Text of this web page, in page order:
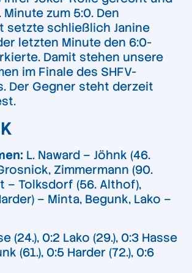
zum 5:0. Den
setzte schließlich Janine
letzten Minute den 6:0-
Damit stehen unsere
im Finale des SHFV-
Der Gegner steht derzeit
L. Naward – Jöhnk (46.
Zimmermann (90.
– Tolksdorf (56. Althof),
– Minta, Begunk, Lako –
(24.), 0:2 Lako (29.), 0:3 Hasse
(61.), 0:5 Harder (72.), 0:6